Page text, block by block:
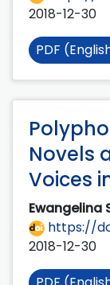
2018-12-30
PDF
Novels
Voices
Ewangelina
https://
2018-12-30